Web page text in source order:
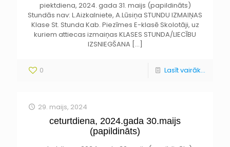
piektdiena, 2024. gada 31. maijs (papildināts)
Stundās nav: L.Aizkalniete, A.Lūsiņa STUNDU IZMAIŅAS
Klase St. Stunda Kab. Piezīmes E-klasē Skolotāji, uz
kuriem attiecas izmaiņas KLASES STUNDA/LIECĪBU
IZSNIEGŠANA […]
0 Lasīt vairāk...
29. maijs, 2024
ceturtdiena, 2024.gada 30.maijs
(papildināts)